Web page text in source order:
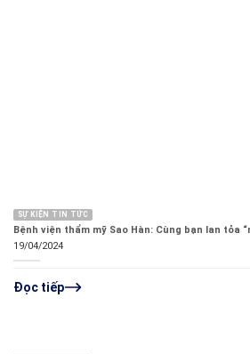
SỰ KIỆN TIN TỨC
Bệnh viện thẩm mỹ Sao Hàn: Cùng bạn lan tỏa
19/04/2024
Đọc tiếp